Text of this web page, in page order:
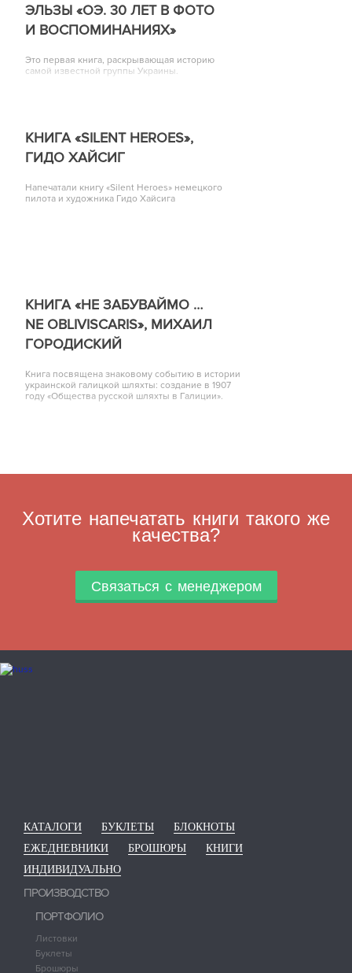
ЭЛЬЗЫ «ОЭ. 30 ЛЕТ В ФОТО
И ВОСПОМИНАНИЯХ»
Это первая книга, раскрывающая историю
самой известной группы Украины.
КНИГА «SILENT HEROES»,
ГИДО ХАЙСИГ
Напечатали книгу «Silent Heroes» немецкого
пилота и художника Гидо Хайсига
КНИГА «НЕ ЗАБУВАЙМО …
NE OBLIVISCARIS», МИХАИЛ
ГОРОДИСКИЙ
Книга посвящена знаковому событию в истории
украинской галицкой шляхты: создание в 1907
году «Общества русской шляхты в Галиции».
Хотите напечатать книги такого же
качества?
Связаться с менеджером
КАТАЛОГИ БУКЛЕТЫ
БЛОКНОТЫ
ЕЖЕДНЕВНИКИ
БРОШЮРЫ
КНИГИ
ИНДИВИДУАЛЬНО
ПРОИЗВОДСТВО
ПОРТФОЛИО
Листовки
Буклеты
Брошюры